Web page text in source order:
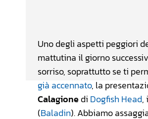
Uno degli aspetti peggiori
mattutina il giorno
sorriso, soprattutto se ti
già accennato, la
Calagionedi Dogfish Head,
(Baladin). Abbiamo